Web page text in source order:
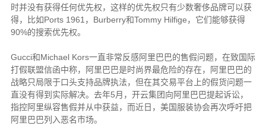
时并没有获得任何优先权，这样的优先权只有少数奢侈品牌可以获
得，比如 Ports 1961 ， Burberry和Tommy Hilfige ，它们能够获得
90%的搜索优先权。
Gucci和 Michael Kors一直非常反感阿里巴巴的售假问题，在致国际
打假联盟信函中称，阿里巴巴是时尚界最危险的存在，阿里巴巴的
战略只局限于口头支持品牌执法，但在其交易平台上的假货问题一
直没有得到实际解决。去年5月，开云集团向阿里巴巴提起诉讼，
指控阿里纵容售假并从中获益，而近日，美国服装协会再次呼吁把
阿里巴巴列入恶名市场。